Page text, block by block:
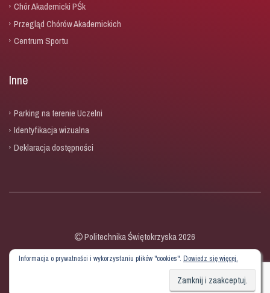
Chór Akademicki PŚk
Przegląd Chórów Akademickich
Centrum Sportu
Inne
Parking na terenie Uczelni
Identyfikacja wizualna
Deklaracja dostępności
Politechnika Świętokrzyska 2026
Informacja o prywatności i wykorzystaniu plików "cookies". Dowiedz się więcej.